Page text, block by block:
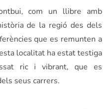
com un llibre amb
de la regió des dels
que es remunten a
localitat ha estat testiga
ric i vibrant, que es
seus carrers.